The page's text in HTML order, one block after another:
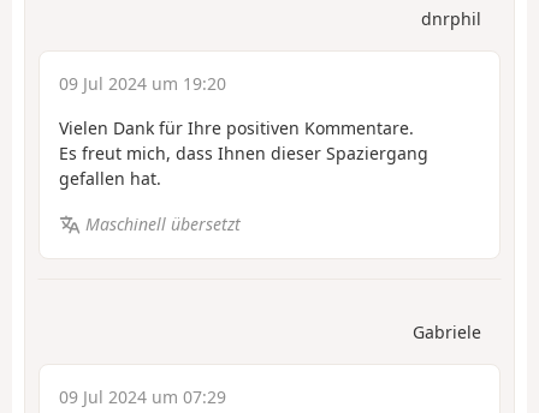
dnrphil
09 Jul 2024 um 19:20
Vielen Dank für Ihre positiven Kommentare.
Es freut mich, dass Ihnen dieser Spaziergang
gefallen hat.
Maschinell übersetzt
Gabriele
09 Jul 2024 um 07:29